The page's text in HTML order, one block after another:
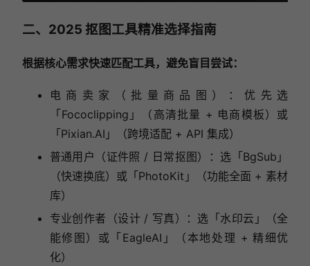
二、2025 抠图工具精准选择指南
根据核心需求快速匹配工具，避免盲目尝试：
电商卖家（批量商品图）：优先选
「Fococlipping」（高清批量 + 电商模板）或
「Pixian.AI」（跨境适配 + API 集成）
普通用户（证件照 / 日常抠图）：选「BgSub」
（快速换底）或「PhotoKit」（功能全面 + 素材
库）
专业创作者（设计 / 写真）：选「水印云」（全
能修图）或「EagleAI」（本地处理 + 精细优
化）